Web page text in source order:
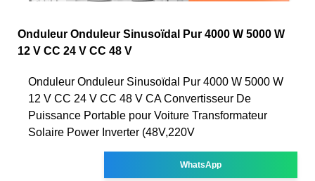
Onduleur Onduleur Sinusoïdal Pur 4000 W 5000 W
12 V CC 24 V CC 48 V
Onduleur Onduleur Sinusoïdal Pur 4000 W 5000 W
12 V CC 24 V CC 48 V CA Convertisseur De
Puissance Portable pour Voiture Transformateur
Solaire Power Inverter (48V,220V
WhatsApp